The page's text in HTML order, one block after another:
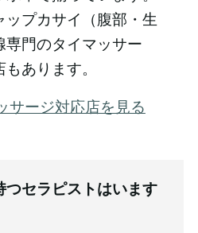
ップカサイ（腹部・生
専門のタイマッサー
あります。
サージ対応店を見る
つセラピストはいます